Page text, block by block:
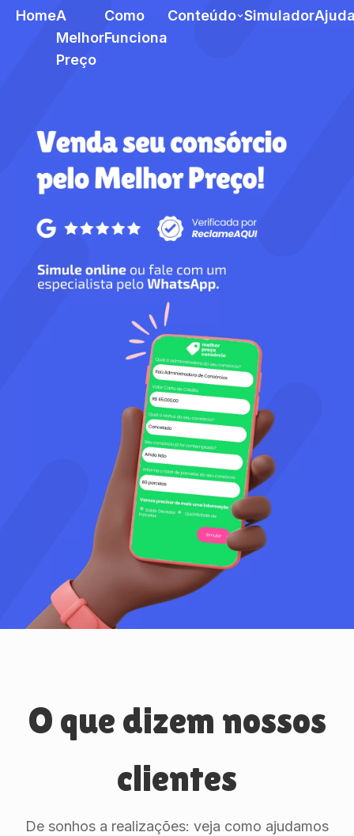
HomeA
Melhor
Preço
Como
Funciona
Conteúdo Simulador
O que dizem nossos
clientes
De sonhos a realizações: veja como ajudamos